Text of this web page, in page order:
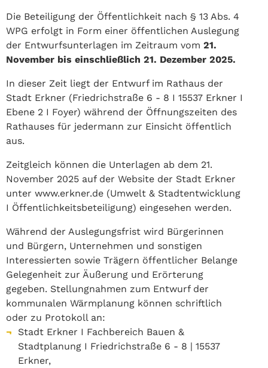
Die Beteiligung der Öffentlichkeit nach § 13 Abs. 4
WPG erfolgt in Form einer öffentlichen Auslegung
der Entwurfsunterlagen im Zeitraum vom 21.
November bis einschließlich 21. Dezember 2025.
In dieser Zeit liegt der Entwurf im Rathaus der
Stadt Erkner (Friedrichstraße 6 - 8 I 15537 Erkner I
Ebene 2 I Foyer) während der Öffnungszeiten des
Rathauses für jedermann zur Einsicht öffentlich
aus.
Zeitgleich können die Unterlagen ab dem 21.
November 2025 auf der Website der Stadt Erkner
unter www.erkner.de (Umwelt & Stadtentwicklung
I Öffentlichkeitsbeteiligung) eingesehen werden.
Während der Auslegungsfrist wird Bürgerinnen
und Bürgern, Unternehmen und sonstigen
Interessierten sowie Trägern öffentlicher Belange
Gelegenheit zur Äußerung und Erörterung
gegeben. Stellungnahmen zum Entwurf der
kommunalen Wärmplanung können schriftlich
oder zu Protokoll an:
Stadt Erkner I Fachbereich Bauen &
Stadtplanung I Friedrichstraße 6 - 8 | 15537
Erkner,